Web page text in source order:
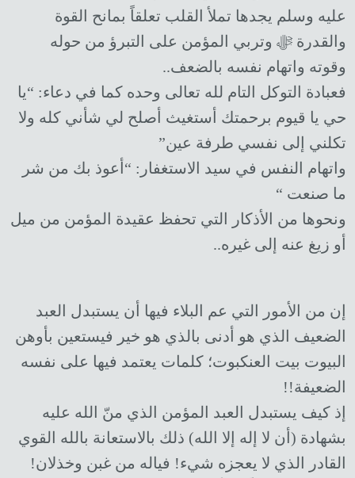
عليه وسلم يجدها تملأ القلب تعلقاً بمانح القوة
والقدرة ﷻ وتربي المؤمن على التبرؤ من حوله
وقوته واتهام نفسه بالضعف..
فعبادة التوكل التام لله تعالى وحده كما في دعاء: “يا
حي يا قيوم برحمتك أستغيث أصلح لي شأني كله ولا
تكلني إلى نفسي طرفة عين”
واتهام النفس في سيد الاستغفار: “أعوذ بك من شر
ما صنعت “
ونحوها من الأذكار التي تحفظ عقيدة المؤمن من ميل
أو زيغ عنه إلى غيره..
إن من الأمور التي عم البلاء فيها أن يستبدل العبد
الضعيف الذي هو أدنى بالذي هو خير فيستعين بأوهن
البيوت بيت العنكبوت؛ كلمات يعتمد فيها على نفسه
الضعيفة!!
إذ كيف يستبدل العبد المؤمن الذي منّ الله عليه
بشهادة (أن لا إله إلا الله) ذلك بالاستعانة بالله القوي
القادر الذي لا يعجزه شيء! فياله من غبن وخذلان!